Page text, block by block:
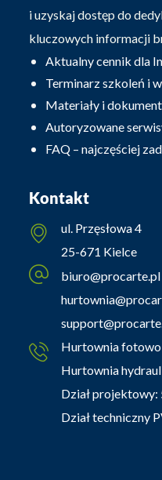
i uzyskaj dostęp do
kluczowych informacji
Aktualny cennik dla
Terminarz szkoleń i
Materiały i
Autoryzowane
FAQ – najczęściej
Kontakt
ul. Przęsłowa 4
25-671 Kielce
biuro@procarte.pl
Hurtownia
Hurtownia
Dział projektowy:
Dział techniczny